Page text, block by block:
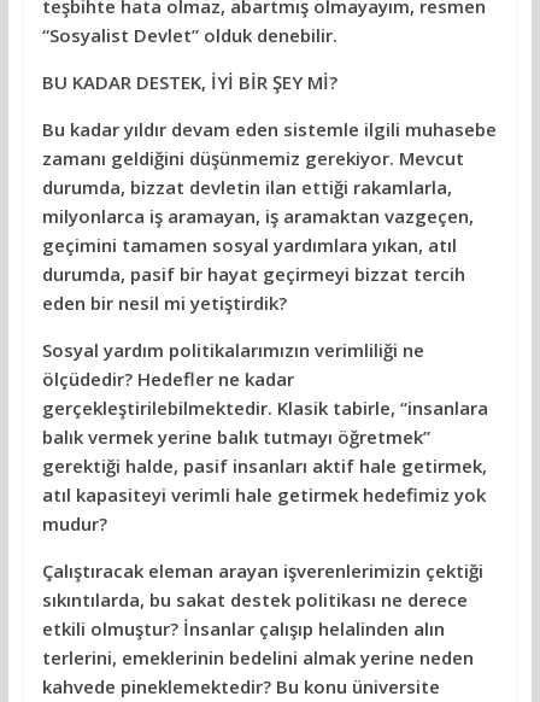
teşbihte hata olmaz, abartmış olmayayım, resmen
“Sosyalist Devlet” olduk denebilir.
BU KADAR DESTEK, İYİ BİR ŞEY Mİ?
Bu kadar yıldır devam eden sistemle ilgili muhasebe
zamanı geldiğini düşünmemiz gerekiyor. Mevcut
durumda, bizzat devletin ilan ettiği rakamlarla,
milyonlarca iş aramayan, iş aramaktan vazgeçen,
geçimini tamamen sosyal yardımlara yıkan, atıl
durumda, pasif bir hayat geçirmeyi bizzat tercih
eden bir nesil mi yetiştirdik?
Sosyal yardım politikalarımızın verimliliği ne
ölçüdedir? Hedefler ne kadar
gerçekleştirilebilmektedir. Klasik tabirle, “insanlara
balık vermek yerine balık tutmayı öğretmek”
gerektiği halde, pasif insanları aktif hale getirmek,
atıl kapasiteyi verimli hale getirmek hedefimiz yok
mudur?
Çalıştıracak eleman arayan işverenlerimizin çektiği
sıkıntılarda, bu sakat destek politikası ne derece
etkili olmuştur? İnsanlar çalışıp helalinden alın
terlerini, emeklerinin bedelini almak yerine neden
kahvede pineklemektedir? Bu konu üniversite